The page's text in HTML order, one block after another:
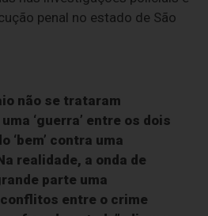
penal no estado de São
não se trataram
‘guerra’ entre os dois
‘bem’ contra uma
realidade, a onda de
parte uma
entre o crime